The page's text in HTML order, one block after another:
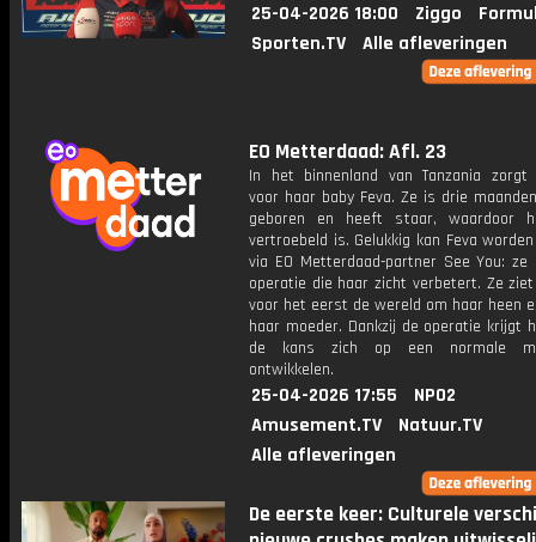
25-04-2026 18:00 Ziggo
Sporten.TV
Alle afleveringen
EO Metterdaad: Afl. 23
In het binnenland van Tanzania zorgt
voor haar baby Feva. Ze is drie
geboren en heeft staar, waardoor
vertroebeld is. Gelukkig kan Feva
via EO Metterdaad-partner See You:
operatie die haar zicht verbetert. Ze
voor het eerst de wereld om haar heen
haar moeder. Dankzij de operatie krijgt
de kans zich op een normale
ontwikkelen.
25-04-2026 17:55
NPO2
Amusement.TV
Natuur.TV
Alle afleveringen
De eerste keer: Culturele